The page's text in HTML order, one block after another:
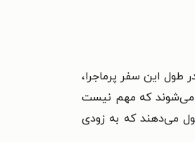
این سفر پرماجرا،
می‌شوند که مهم نیست
می‌دهند که به زودی